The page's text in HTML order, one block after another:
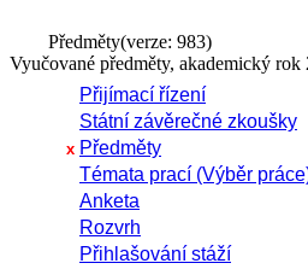
Předměty(verze: 983)
Vyučované předměty, akademický rok
Přijímací řízení
Státní závěrečné zkoušky
x Předměty
Témata prací (Výběr
Anketa
Rozvrh
Přihlašování stáží